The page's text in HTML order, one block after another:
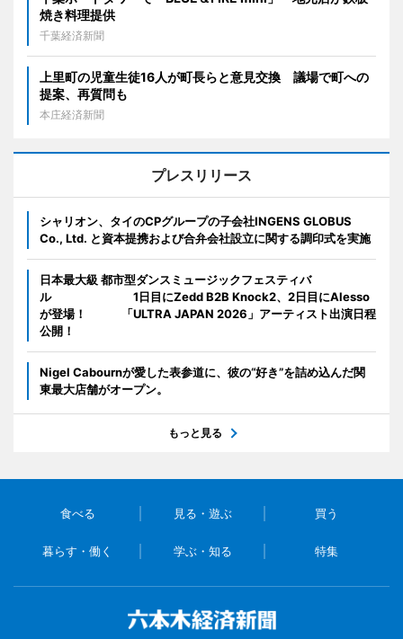
焼き料理提供
千葉経済新聞
上里町の児童生徒16人が町長らと意見交換 議場で町への
提案、再質問も
本庄経済新聞
プレスリリース
シャリオン、タイのCPグループの子会社INGENS GLOBUS
Co., Ltd. と資本提携および合弁会社設立に関する調印式を実施
日本最大級 都市型ダンスミュージックフェスティバ
ル 1日目にZedd B2B Knock2、2日目にAlesso
が登場！ 「ULTRA JAPAN 2026」アーティスト出演日程
公開！
Nigel Cabournが愛した表参道に、彼の“好き”を詰め込んだ関
東最大店舗がオープン。
もっと見る
食べる 見る・遊ぶ 買う
暮らす・働く 学ぶ・知る 特集